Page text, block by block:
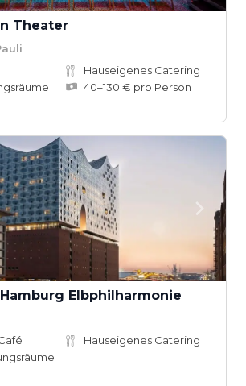
Theater
Hauseigenes Catering
40–130 € pro Person
Elbphilharmonie
Hauseigenes Catering